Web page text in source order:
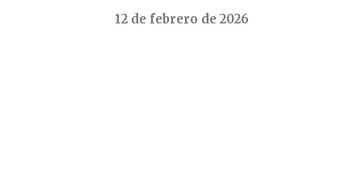
12 de febrero de 2026